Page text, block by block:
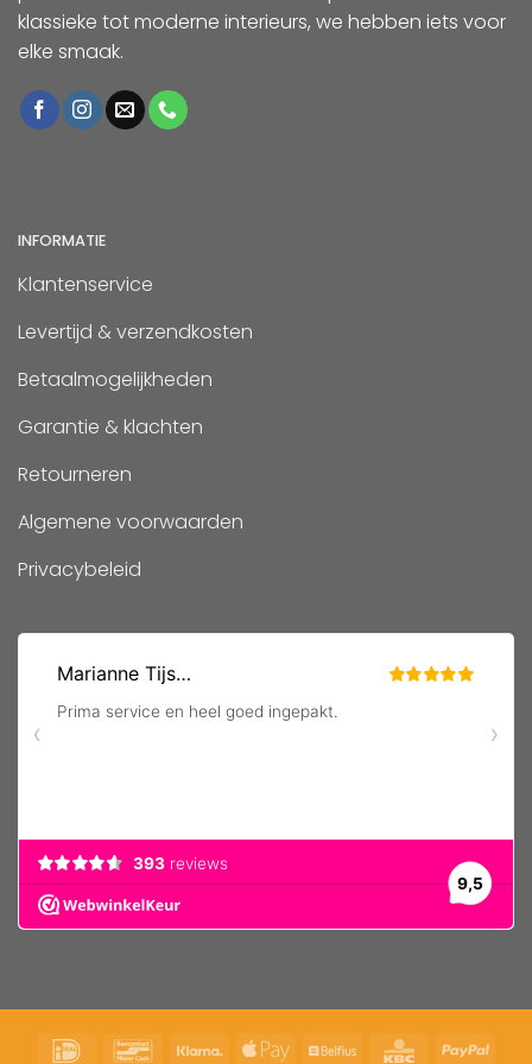
klassieke tot moderne interieurs, we hebben iets voor
elke smaak.
INFORMATIE
Klantenservice
Levertijd & verzendkosten
Betaalmogelijkheden
Garantie & klachten
Retourneren
Algemene voorwaarden
Privacybeleid
IDeal BancontactKlarna Apple Belfius KBC